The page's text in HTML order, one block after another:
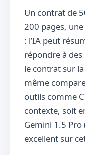
Un contrat de
200 pages,
: l’IA peut
répondre à des
le contrat sur
même
outils comme
contexte, soit
Gemini 1.5 Pro
excellent sur